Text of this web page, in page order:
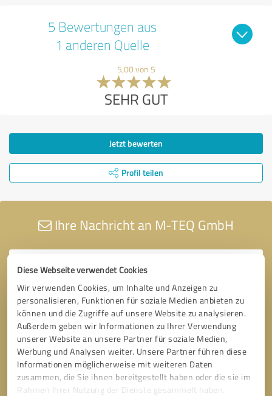
Diese Webseite verwendet Cookies
Wir verwenden Cookies, um Inhalte und Anzeigen zu
personalisieren, Funktionen für soziale Medien anbieten zu
können und die Zugriffe auf unsere Website zu analysieren.
Außerdem geben wir Informationen zu Ihrer Verwendung
unserer Website an unsere Partner für soziale Medien,
Werbung und Analysen weiter. Unsere Partner führen diese
Informationen möglicherweise mit weiteren Daten
zusammen, die Sie ihnen bereitgestellt haben oder die sie im
Rahmen Ihrer Nutzung der Dienste gesammelt haben.
5 Bewertungen aus
1 anderen Quelle
5,00 von 5
SEHR GUT
Jetzt bewerten
Profil teilen
Ihre Nachricht an M-TEQ GmbH